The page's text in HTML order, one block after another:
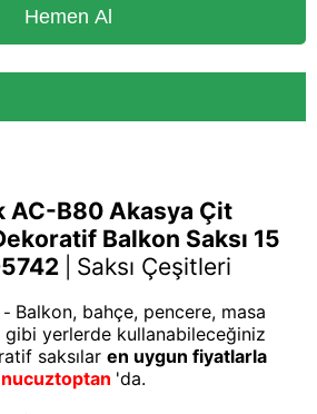
AC-B80 Akasya Çit
Balkon Saksı 15
Saksı Çeşitleri
- Balkon, bahçe, pencere, masa
yerlerde kullanabileceğiniz
saksılar en uygun fiyatlarla
'da.